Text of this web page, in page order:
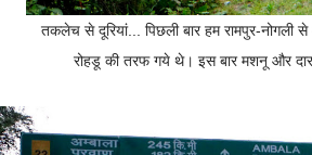
तकलेच से दूरियां... पिछली बार हम रामपुर-नोगली
रोहडू की तरफ गये थे। इस बार मशनू और